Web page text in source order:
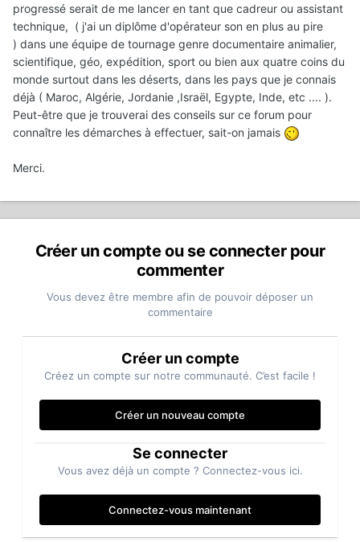
progressé serait de me lancer en tant que cadreur ou assistant
technique, ( j'ai un diplôme d'opérateur son en plus au pire
) dans une équipe de tournage genre documentaire animalier,
scientifique, géo, expédition, sport ou bien aux quatre coins du
monde surtout dans les déserts, dans les pays que je connais
déjà ( Maroc, Algérie, Jordanie ,Israël, Egypte, Inde, etc .... ).
Peut-être que je trouverai des conseils sur ce forum pour
connaître les démarches à effectuer, sait-on jamais
Merci.
Créer un compte ou se connecter pour
commenter
Vous devez être membre afin de pouvoir déposer un
commentaire
Créer un compte
Créez un compte sur notre communauté. C’est facile !
Créer un nouveau compte
Se connecter
Vous avez déjà un compte ? Connectez-vous ici.
Connectez-vous maintenant